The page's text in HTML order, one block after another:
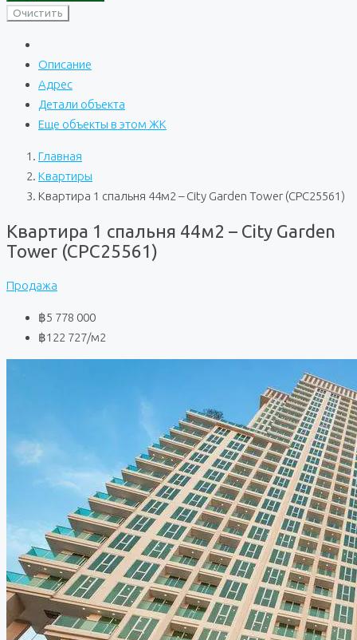
Очистить
Описание
Адрес
Детали объекта
Еще объекты в этом ЖК
Главная
Квартиры
Квартира 1 спальня 44м2 – City Garden Tower (CPC25561)
Квартира 1 спальня 44м2 – City Garden
Tower (CPC25561)
Продажа
฿5 778 000
฿122 727/м2